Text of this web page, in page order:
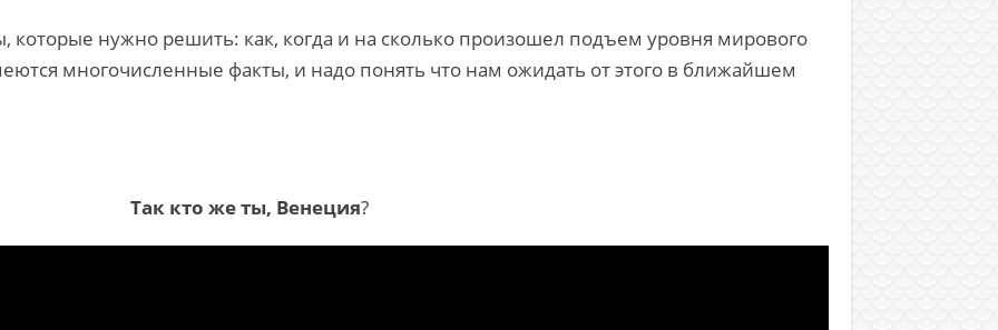
которые нужно решить: как, когда и на сколько произошел подъем уровня мирового
многочисленные факты, и надо понять что нам ожидать от этого в ближайшем
Так кто же ты, Венеция?